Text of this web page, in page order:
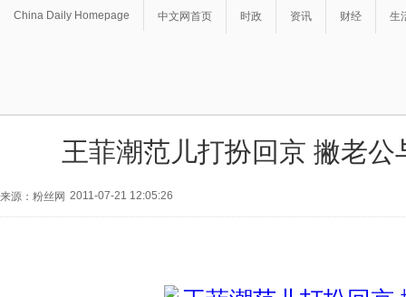
China Daily Homepage 中文网首页 时政 资讯 财经 生
王菲潮范儿打扮回京 撇老公
来源：粉丝网 2011-07-21 12:05:26